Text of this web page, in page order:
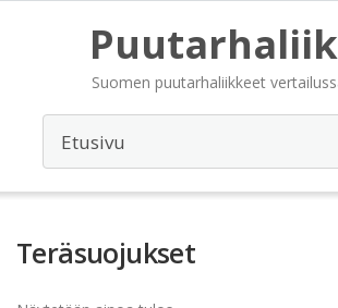
Suomen puutarhaliikkeet
Teräsuojukset